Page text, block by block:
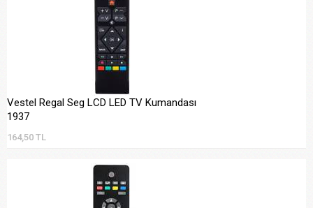
Vestel Regal Seg LCD LED TV Kumandası
1937
164,50 TL